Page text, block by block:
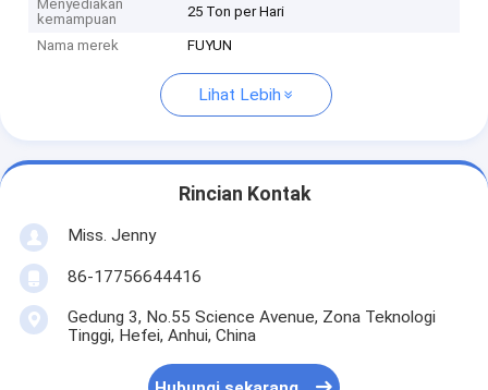
Menyediakan
kemampuan
25 Ton per Hari
Nama merek FUYUN
Lihat Lebih
Rincian Kontak
Miss. Jenny
86-17756644416
Gedung 3, No.55 Science Avenue, Zona Teknologi
Tinggi, Hefei, Anhui, China